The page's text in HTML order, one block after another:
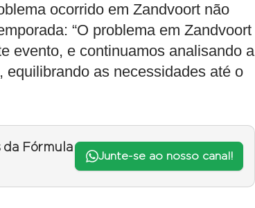
ocorrido em Zandvoort não
“O problema em Zandvoort
evento, e continuamos analisando a
as necessidades até o
da Fórmula
Junte-se ao nosso canal!